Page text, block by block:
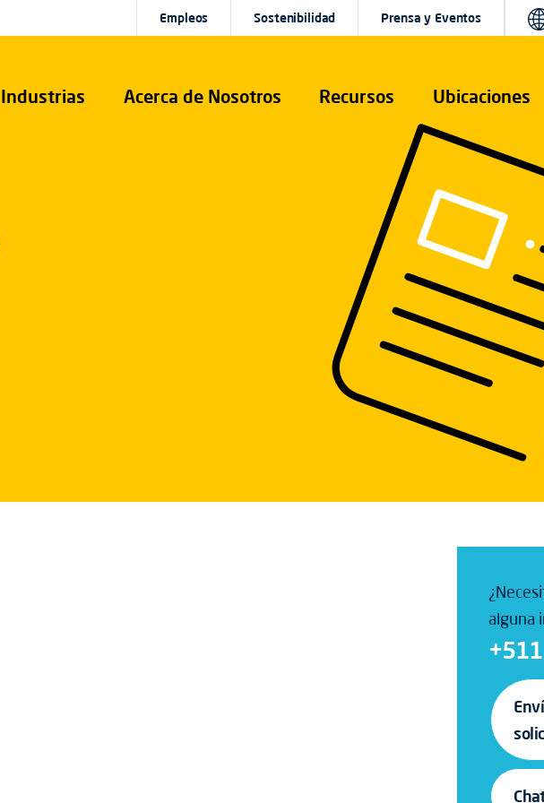
Industrias Acerca de Nosotros Recursos Ubicaciones
Empleos Sostenibilidad Prensa y Eventos
alguna